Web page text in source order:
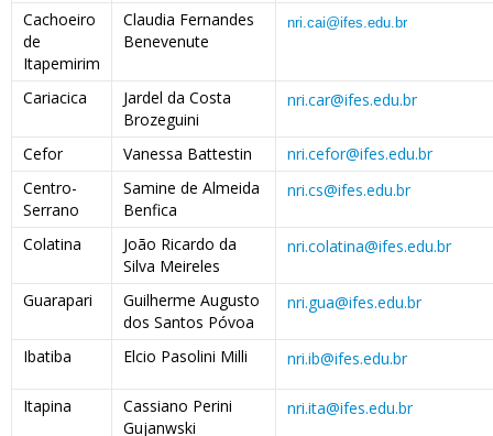
Cachoeiro
de
Itapemirim
Claudia Fernandes
Benevenute
nri.cai@ifes.edu.br
Cariacica
Jardel da Costa
Brozeguini
nri.car@ifes.edu.br
Cefor Vanessa Battestin
nri.cefor@ifes.edu.br
Centro-
Serrano
Samine de Almeida
Benfica
nri.cs@ifes.edu.br
Colatina
João Ricardo da
Silva Meireles
nri.colatina@ifes.edu.br
Guarapari
Guilherme Augusto
dos Santos Póvoa
nri.gua@ifes.edu.br
Ibatiba Elcio Pasolini Milli nri.ib@ifes.edu.br
Itapina
Cassiano Perini
Gujanwski
nri.ita@ifes.edu.br